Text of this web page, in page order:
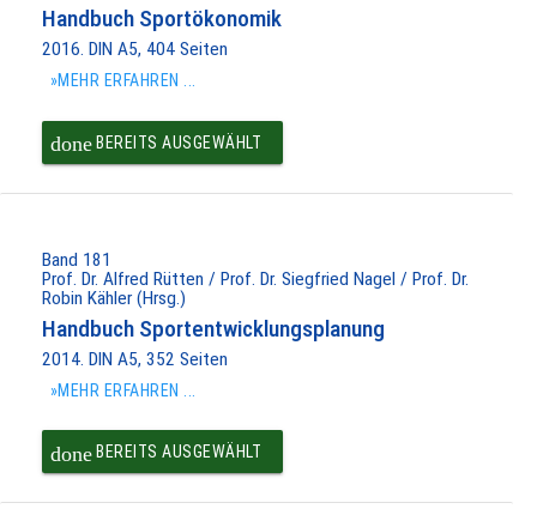
Handbuch Sportökonomik
2016. DIN A5, 404 Seiten
»MEHR ERFAHREN ...
doneBEREITS AUSGEWÄHLT
Band 181
Prof. Dr. Alfred Rütten / Prof. Dr. Siegfried Nagel / Prof. Dr.
Robin Kähler (Hrsg.)
Handbuch Sportentwicklungsplanung
2014. DIN A5, 352 Seiten
»MEHR ERFAHREN ...
doneBEREITS AUSGEWÄHLT